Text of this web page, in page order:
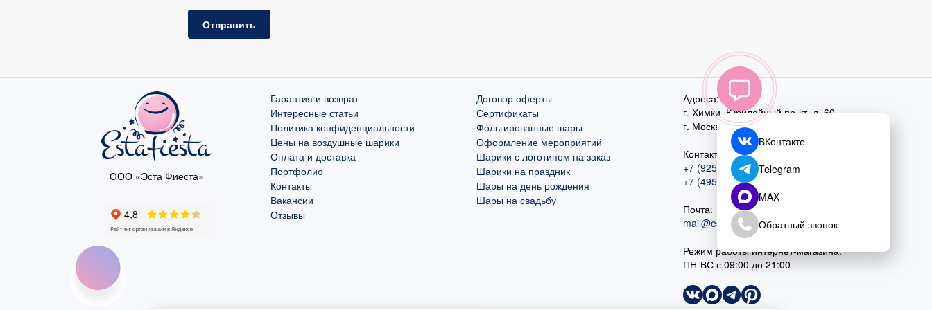
Отправить
ООО «Эста Фиеста»
Гарантия и возврат
Интересные статьи
Политика конфиденциальности
Цены на воздушные шарики
Оплата и доставка
Портфолио
Контакты
Вакансии
Отзывы
Договор оферты
Сертификаты
Фольгированные шары
Оформление мероприятий
Шарики с логотипом на заказ
Шарики на праздник
Шары на день рождения
Шары на свадьбу
Адреса:
г. Химки, Юбилейный пр-кт, д. 60
г. Москва,ул. Перовская, д. 59
Контактный номер:
+7 (925) 585-74-27
+7 (495) 970-44-75
Почта:
mail@esta-fiesta.ru
Режим работы интернет-магазина:
ПН-ВС с 09:00 до 21:00
ВКонтакте
Telegram
MAX
Обратный звонок
Принять